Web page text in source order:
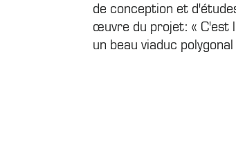
de conception et
œuvre du projet: « C'est
un beau viaduc